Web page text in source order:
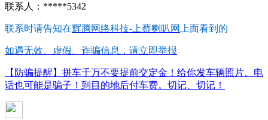
联系人：*****5342
联系时请告知在辉腾网络科技-上蔡喇叭网 上面看到的
如遇无效、虚假、诈骗信息，请立即举报
【防骗提醒】拼车千万不要提前交定金！给你发车辆照片、电
话也可能是骗子！到目的地后付车费。切记、切记！